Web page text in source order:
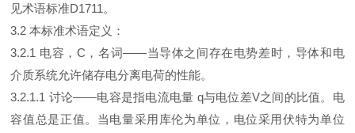
见术语标准D1711。
3.2 本标准术语定义：
3.2.1 电容，C，名词——当导体之间存在电势差时，导体和电
介质系统允许储存电分离电荷的性能。
3.2.1.1 讨论——电容是指电流电量 q与电位差V之间的比值。电
容值总是正值。当电量采用库伦为单位，电位采用伏特为单位